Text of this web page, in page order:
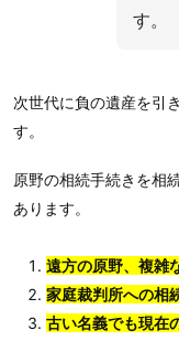
す。
次世代に負の遺産を引
す。
原野の相続手続きを相
あります。
遠方の原野、複雑
家庭裁判所への相
古い名義でも現在